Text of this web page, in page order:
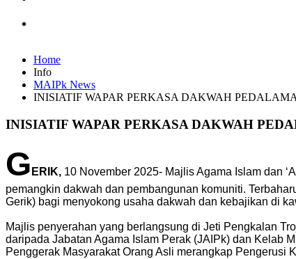
Home
Info
MAIPk News
INISIATIF WAPAR PERKASA DAKWAH
INISIATIF WAPAR PERKASA DAKWAH
G ERIK, 10 November 2025- Majlis Agama Islam dan
pemangkin dakwah dan pembangunan komuniti.
Gerik) bagi menyokong usaha dakwah dan kebajikan di
Majlis penyerahan yang berlangsung di Jeti Pengkalan
daripada Jabatan Agama Islam Perak (JAIPk) dan Kelab
Penggerak Masyarakat Orang Asli merangkap Pengerusi